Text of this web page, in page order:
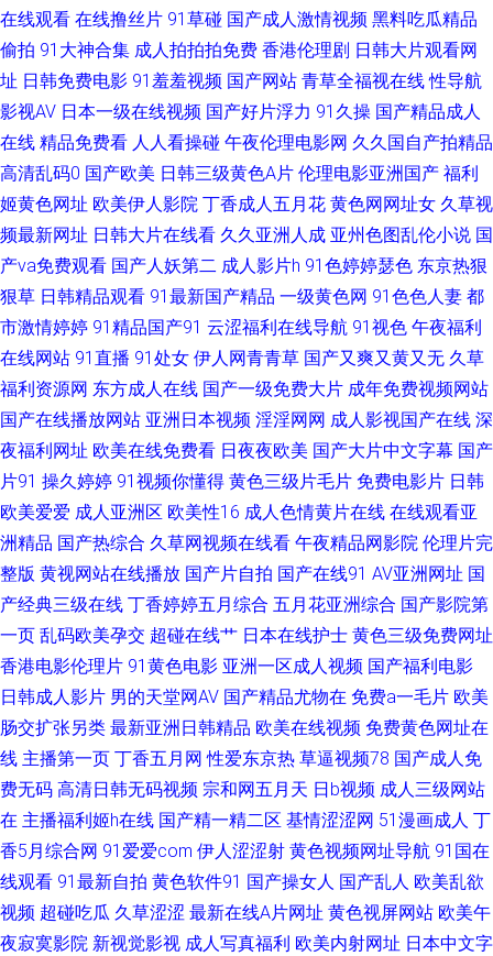
传媒视频一区免费播放 微拍福利电影 91中文娱乐网 蜜桃视频在线看 伊人性
网 91视频播放精品 国产成人精品一二三区 欧美亚洲日韩国产婷婷 91刺激牛
牛 久久福利二区 一本无码免费 超踫三级片 成人在线观看你懂的 欧韩avav 影
频 无码精品天堂福利区 91视频在线观看 韩日视频 91九色网址 91ri国产精品
视频 91在线狼友 美女母亲黄色三级A片 91牛牛国产人妻久久 久草免费资源
站 无码砖区 97av伊人网 久草网成人 伪娘91 91色免费看 国产这里只有久久
日韩欧美一级 超碰日本片 日本理论片网站 91探花导航 老司机精品网 亚洲一
区二区三区婷婷 AV影音先锋电影网 美女操逼网站国产 影音先锋av资源色图
九色操逼片 91TV下载 Av自拍探花 人人干国产 91潘吴梦梦 美女91AV 亚洲欧
洲成人免费福利 91香蕉APP官网污 久热免费在线 伊人干福利社 成人淫院77
网 污秽丝瓜视频 国产91免费在线视频 视频在线91 国产人妖一区二区视频 亚
洲成人网站蜜桃 91中文 丝瓜视频草莓视频污 极品美女内射 91观看官网
www成人在线 九一在线传媒 伊人在线6 91熟女视频口 高清视频在线97 欧美
另类不卡 91激情福利 影音先锋aaa资源 欧美亚洲私人 91美女自慰 国产伊人
网 青青草国产精品 一区二区成人日本 91无码超碰爱搞 国产精品白丝成人在
线 欧美资源网 伊人豆花 九九欧美经典视频 91啦九色高潮拳交 国产95在线视
在线观看 在线撸丝片 91草碰 国产成人激情视频 黑料吃瓜精品
偷拍 91大神合集 成人拍拍拍免费 香港伦理剧 日韩大片观看网
址 日韩免费电影 91羞羞视频 国产网站 青草全福视在线 性导航
影视AV 日本一级在线视频 国产好片浮力 91久操 国产精品成人
在线 精品免费看 人人看操碰 午夜伦理电影网 久久国自产拍精品
高清乱码0 国产欧美 日韩三级黄色A片 伦理电影亚洲国产 福利
姬黄色网址 欧美伊人影院 丁香成人五月花 黄色网网址女 久草视
频最新网址 日韩大片在线看 久久亚洲人成 亚州色图乱伦小说 国
产va免费观看 国产人妖第二 成人影片h 91色婷婷瑟色 东京热狠
狠草 日韩精品观看 91最新国产精品 一级黄色网 91色色人妻 都
市激情婷婷 91精品国产91 云涩福利在线导航 91视色 午夜福利
在线网站 91直播 91处女 伊人网青青草 国产又爽又黄又无 久草
福利资源网 东方成人在线 国产一级免费大片 成年免费视频网站
国产在线播放网站 亚洲日本视频 淫淫网网 成人影视国产在线 深
夜福利网址 欧美在线免费看 日夜夜欧美 国产大片中文字幕 国产
片91 操久婷婷 91视频你懂得 黄色三级片毛片 免费电影片 日韩
欧美爱爱 成人亚洲区 欧美性16 成人色情黄片在线 在线观看亚
洲精品 国产热综合 久草网视频在线看 午夜精品网影院 伦理片完
整版 黄视网站在线播放 国产片自拍 国产在线91 AV亚洲网址 国
产经典三级在线 丁香婷婷五月综合 五月花亚洲综合 国产影院第
一页 乱码欧美孕交 超碰在线艹 日本在线护士 黄色三级免费网址
香港电影伦理片 91黄色电影 亚洲一区成人视频 国产福利电影
日韩成人影片 男的天堂网AV 国产精品尤物在 免费a一毛片 欧美
肠交扩张另类 最新亚洲日韩精品 欧美在线视频 免费黄色网址在
线 主播第一页 丁香五月网 性爱东京热 草逼视频78 国产成人免
费无码 高清日韩无码视频 宗和网五月天 日b视频 成人三级网站
在 主播福利姬h在线 国产精一精二区 基情涩涩网 51漫画成人 丁
香5月综合网 91爱爱com 伊人涩涩射 黄色视频网址导航 91国在
线观看 91最新自拍 黄色软件91 国产操女人 国产乱人 欧美乱欲
视频 超碰吃瓜 久草涩涩 最新在线A片网址 黄色视屏网站 欧美午
夜寂寞影院 新视觉影视 成人写真福利 欧美内射网址 日本中文字